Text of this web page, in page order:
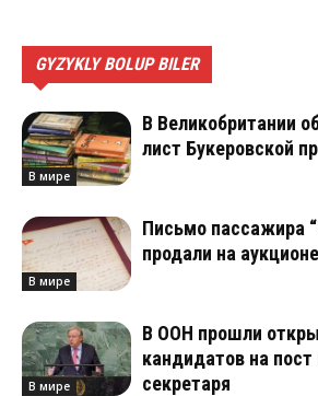
GYZYKLY BOLUP BILER
В мире
В Великобритании
лист Букеровской
В мире
Письмо пассажира
продали на
В мире
В ООН прошли
кандидатов на пост
секретаря